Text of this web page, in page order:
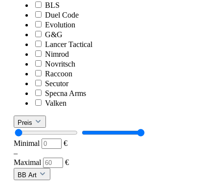
BLS
Duel Code
Evolution
G&G
Lancer Tactical
Nimrod
Novritsch
Raccoon
Secutor
Specna Arms
Valken
Preis
Minimal
€
–
Maximal
€
BB Art